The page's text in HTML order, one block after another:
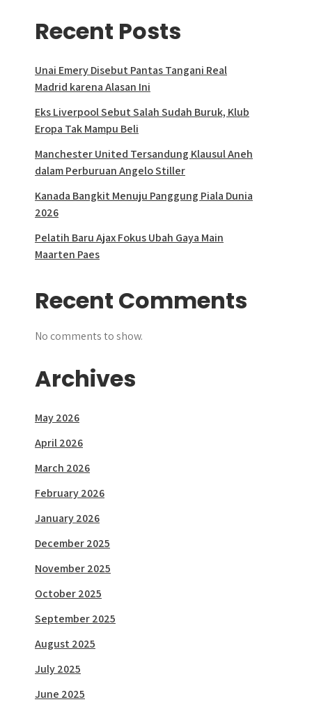
Recent Posts
Unai Emery Disebut Pantas Tangani Real
Madrid karena Alasan Ini
Eks Liverpool Sebut Salah Sudah Buruk, Klub
Eropa Tak Mampu Beli
Manchester United Tersandung Klausul Aneh
dalam Perburuan Angelo Stiller
Kanada Bangkit Menuju Panggung Piala Dunia
2026
Pelatih Baru Ajax Fokus Ubah Gaya Main
Maarten Paes
Recent Comments
No comments to show.
Archives
May 2026
April 2026
March 2026
February 2026
January 2026
December 2025
November 2025
October 2025
September 2025
August 2025
July 2025
June 2025